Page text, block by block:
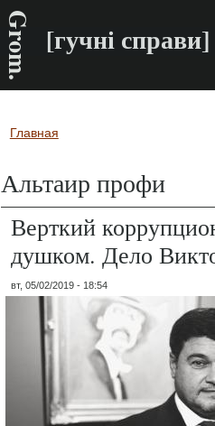
Grom. [гучні справи]
Вы здесь
Главная
Альтаир профи
Верткий
душком. Дело
вт, 05/02/2019 - 18:54